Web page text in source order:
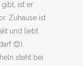
gibt, ist er
Zuhause ist
und liebt
😊).
steht bei